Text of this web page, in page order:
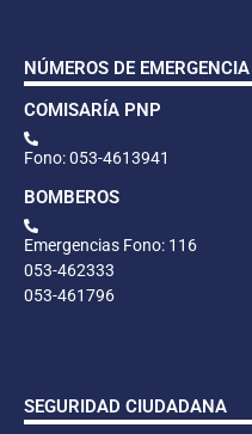
NÚMEROS DE EMERGENCIA
COMISARÍA PNP
Fono: 053-4613941
BOMBEROS
Emergencias Fono: 116
053-462333
053-461796
SEGURIDAD CIUDADANA